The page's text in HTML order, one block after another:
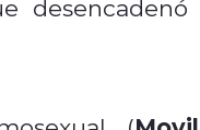
desencadenó